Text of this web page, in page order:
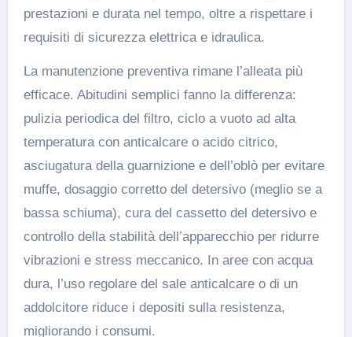
prestazioni e durata nel tempo, oltre a rispettare i
requisiti di sicurezza elettrica e idraulica.
La manutenzione preventiva rimane l’alleata più
efficace. Abitudini semplici fanno la differenza:
pulizia periodica del filtro, ciclo a vuoto ad alta
temperatura con anticalcare o acido citrico,
asciugatura della guarnizione e dell’oblò per evitare
muffe, dosaggio corretto del detersivo (meglio se a
bassa schiuma), cura del cassetto del detersivo e
controllo della stabilità dell’apparecchio per ridurre
vibrazioni e stress meccanico. In aree con acqua
dura, l’uso regolare del sale anticalcare o di un
addolcitore riduce i depositi sulla resistenza,
migliorando i consumi.